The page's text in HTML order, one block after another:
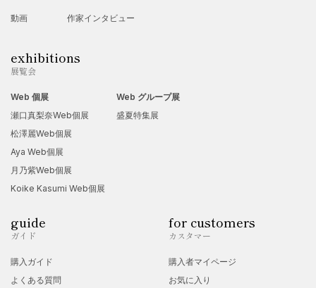
動画 作家インタビュー
exhibitions
展覧会
Web 個展
瀬口真梨奈Web個展
松澤麗Web個展
Aya Web個展
月乃紫Web個展
Koike Kasumi Web個展
Web グループ展
盛夏特集展
guide
ガイド
購入ガイド
よくある質問
for customers
カスタマー
購入者マイページ
お気に入り